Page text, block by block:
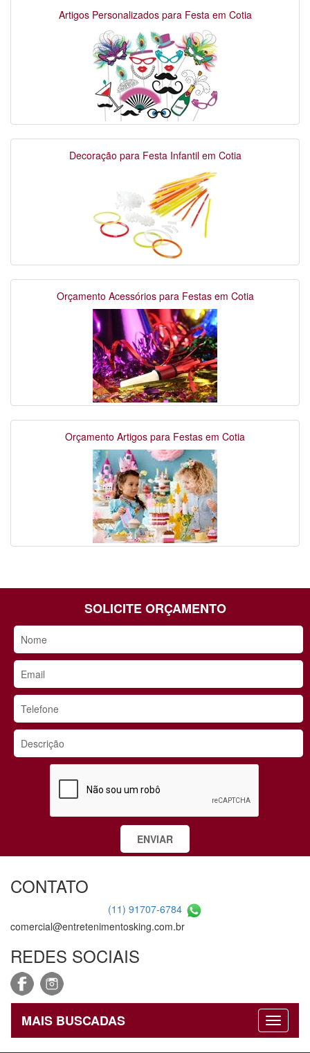
Artigos Personalizados para Festa em Cotia
Decoração para Festa Infantil em Cotia
Orçamento Acessórios para Festas em Cotia
Orçamento Artigos para Festas em Cotia
SOLICITE ORÇAMENTO
CONTATO
(11) 91707-6784
comercial@entretenimentosking.com.br
REDES SOCIAIS
MAIS BUSCADAS